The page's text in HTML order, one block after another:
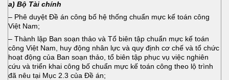
a) Bộ Tài chính
– Phê duyệt Đề án công bố hệ thống chuẩn mực kế toán công
Việt Nam;
– Thành lập Ban soạn thảo và Tổ biên tập chuẩn mực kế toán
công Việt Nam, huy động nhân lực và quy định cơ chế và tổ chức
hoạt động của Ban soạn thảo, tổ biên tập phục vụ việc nghiên
cứu và triển khai công bố chuẩn mực kế toán công theo lộ trình
đã nêu tại Mục 2.3 của Đề án;